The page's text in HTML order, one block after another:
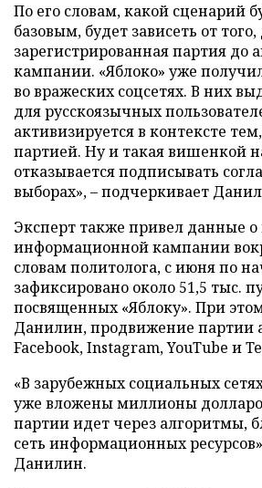
По его словам, какой сценарий
базовым, будет зависеть от
зарегистрированная партия до
кампании. «Яблоко» уже
во вражеских соцсетях. В них
для русскоязычных
активизируется в контексте
партией. Ну и такая вишенкой
отказывается подписывать
выборах», – подчеркивает
Эксперт также привел данные
информационной кампании
словам политолога, с июня по
зафиксировано около 51,5 тыс.
посвященных «Яблоку». При
Данилин, продвижение партии
Facebook, Instagram, YouTube и
«В зарубежных социальных
уже вложены миллионы
партии идет через алгоритмы,
сеть информационных
Данилин.